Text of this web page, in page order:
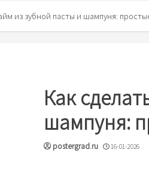
из зубной пасты и шампуня:
Как
шампуня:
postergrad.ru 16-01-2026